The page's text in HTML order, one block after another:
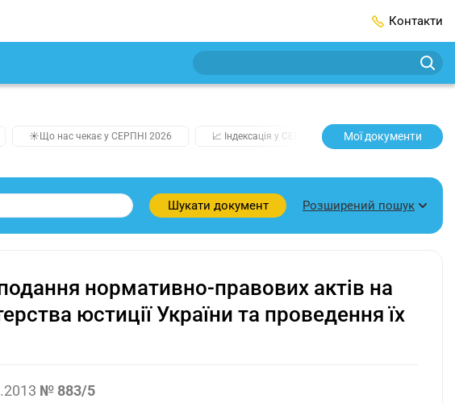
Контакти
☀️Що нас чекає у СЕРПНІ 2026 📈 Індексація у СЕРПНІ 2️⃣0️⃣2️⃣7️⃣ Усі
Мої документи
Шукати документ Розширений пошук
нормативно-правових актів на
юстиції України та проведення їх
№ 883/5